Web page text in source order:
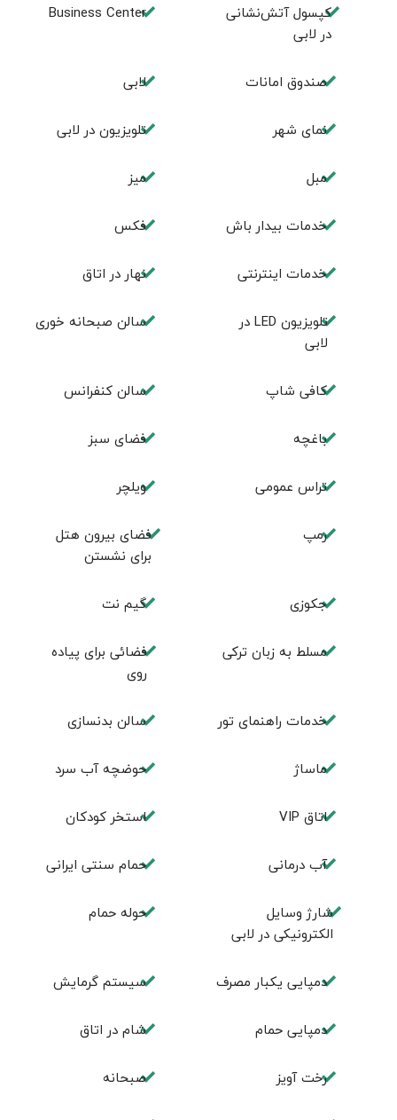
کپسول آتش‌نشانی
در لابی
Business Center
صندوق امانات لابی
نمای شهر تلويزيون در لابی
مبل ميز
خدمات بيدار باش فكس
خدمات اینترنتی نهار در اتاق
تلويزيون LED در
لابی
سالن صبحانه خوری
كافی شاپ سالن كنفرانس
باغچه فضای سبز
تراس عمومی ویلچر
رمپ
فضای بيرون هتل
برای نشستن
جكوزی گيم نت
مسلط به زبان ترکی
فضائی برای پياده
روی
خدمات راهنمای تور سالن بدنسازی
ماساژ حوضچه آب سرد
اتاق VIP استخر كودكان
آب درمانی حمام سنتی ایرانی
شارژ وسایل
الکترونیکی در لابی
حوله حمام
دمپایی یکبار مصرف سیستم گرمایش
دمپایی حمام شام در اتاق
رخت آویز صبحانه